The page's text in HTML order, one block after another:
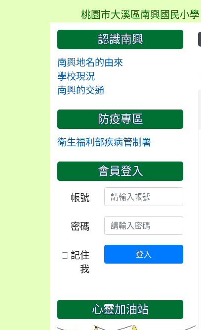
桃園市大溪區南興國民小學
認識南興
南興地名的由來
學校現況
南興的交通
防疫專區
衛生福利部疾病管制署
會員登入
帳號
密碼
記住
我
登入
心靈加油站